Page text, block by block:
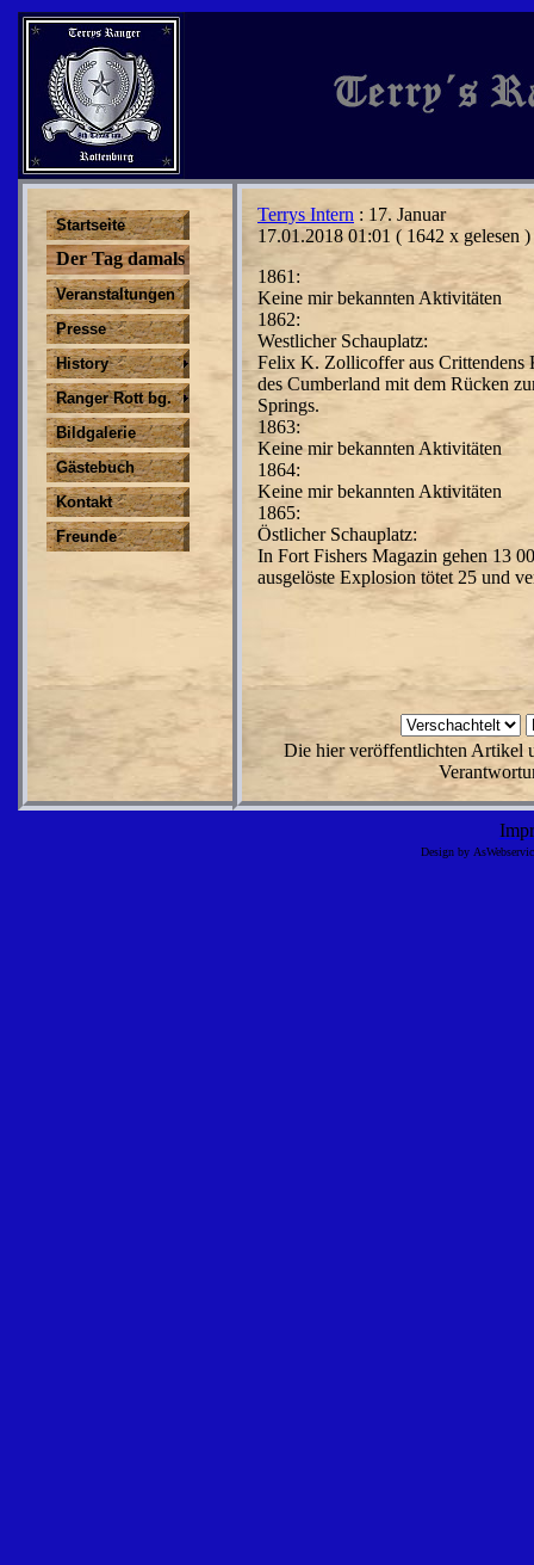
Startseite
Der Tag damals
Veranstaltungen
Presse
History
Ranger Rott bg.
Bildgalerie
Gästebuch
Kontakt
Freunde
Terrys Intern : 17. Januar
17.01.2018 01:01 ( 1642 x gelesen )
1861:
Keine mir bekannten Aktivitäten
1862:
Westlicher Schauplatz:
Felix K. Zollicoffer aus Crittendens
des Cumberland mit dem Rücken
Springs.
1863:
Keine mir bekannten Aktivitäten
1864:
Keine mir bekannten Aktivitäten
1865:
Östlicher Schauplatz:
In Fort Fishers Magazin gehen 13
ausgelöste Explosion tötet 25 und
Die hier veröffentlichten Artikel
Design by